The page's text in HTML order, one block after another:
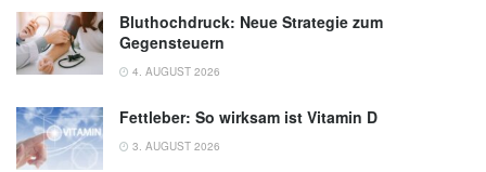
Bluthochdruck: Neue Strategie zum
Gegensteuern
4. AUGUST 2026
Fettleber: So wirksam ist Vitamin D
3. AUGUST 2026